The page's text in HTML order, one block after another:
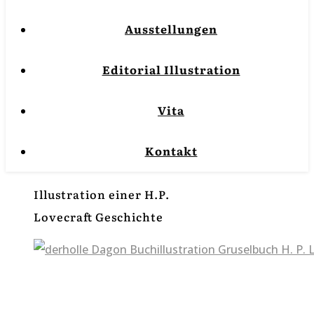
Ausstellungen
Editorial Illustration
Vita
Kontakt
Illustration einer H.P.
Lovecraft Geschichte